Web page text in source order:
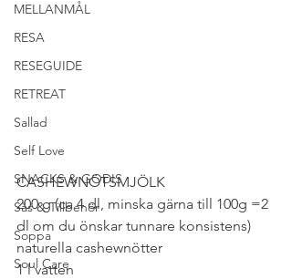
MELLANMÅL
RESA
RESEGUIDE
RETREAT
Sallad
Self Love
SNACKS & GODIS
Sås & Tillbehör
Soppa
Soul Care
CASHEWNÖTSMJÖLK
200 g (ca 4 dl, minska gärna till 100g =2
dl om du önskar tunnare konsistens)
naturella cashewnötter
1 l vatten